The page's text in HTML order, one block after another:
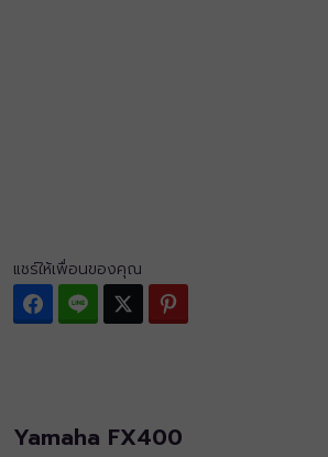
แชร์ให้เพื่อนของคุณ
Facebook
Line Twitter
Yamaha FX400